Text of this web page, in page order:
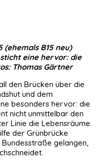
B15 neu)
eine hervor: die
Thomas Gärtner
den Brücken über die
und dem
besonders hervor: die
nicht unmittelbar den
Linie die Lebensräume
der Grünbrücke
gelangen,